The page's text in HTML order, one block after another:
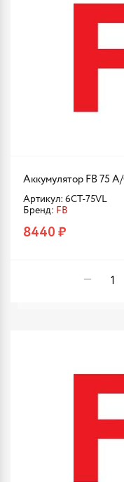
Аккумулятор FB 75
Артикул: 6CT-75VL
Бренд: FB
8440 ₽